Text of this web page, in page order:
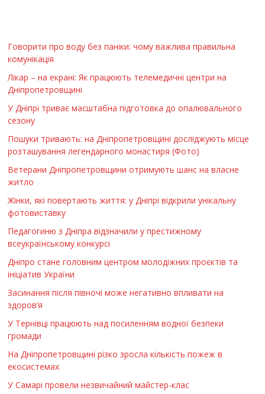
Говорити про воду без паніки: чому важлива правильна
комунікація
Лікар – на екрані: Як працюють телемедичні центри на
Дніпропетровщині
У Дніпрі триває масштабна підготовка до опалювального
сезону
Пошуки тривають: на Дніпропетровщині досліджують місце
розташування легендарного монастиря (Фото)
Ветерани Дніпропетровщини отримують шанс на власне
житло
Жінки, які повертають життя: у Дніпрі відкрили унікальну
фотовиставку
Педагогиню з Дніпра відзначили у престижному
всеукраїнському конкурсі
Дніпро стане головним центром молодіжних проєктів та
ініціатив України
Засинання після півночі може негативно впливати на
здоров’я
У Тернівці працюють над посиленням водної безпеки
громади
На Дніпропетровщині різко зросла кількість пожеж в
екосистемах
У Самарі провели незвичайний майстер-клас